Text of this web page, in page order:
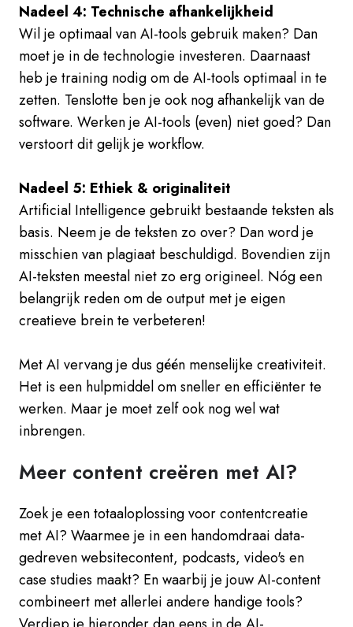
Nadeel 4: Technische afhankelijkheid
Wil je optimaal van AI-tools gebruik maken? Dan
moet je in de technologie investeren. Daarnaast
heb je training nodig om de AI-tools optimaal in te
zetten. Tenslotte ben je ook nog afhankelijk van de
software. Werken je AI-tools (even) niet goed? Dan
verstoort dit gelijk je workflow.
Nadeel 5: Ethiek & originaliteit
Artificial Intelligence gebruikt bestaande teksten als
basis. Neem je de teksten zo over? Dan word je
misschien van plagiaat beschuldigd. Bovendien zijn
AI-teksten meestal niet zo erg origineel. Nóg een
belangrijk reden om de output met je eigen
creatieve brein te verbeteren!
Met AI vervang je dus géén menselijke creativiteit.
Het is een hulpmiddel om sneller en efficiënter te
werken. Maar je moet zelf ook nog wel wat
inbrengen.
Meer content creëren met AI?
Zoek je een totaaloplossing voor contentcreatie
met AI? Waarmee je in een handomdraai data-
gedreven websitecontent, podcasts, video's en
case studies maakt? En waarbij je jouw AI-content
combineert met allerlei andere handige tools?